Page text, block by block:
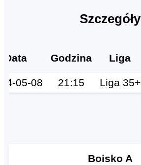
Szczegóły
Data Godzina Liga
05-08 21:15 Liga 35+
Boisko A